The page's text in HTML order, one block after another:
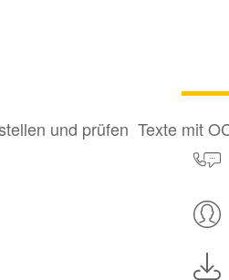
und prüfen Texte mit